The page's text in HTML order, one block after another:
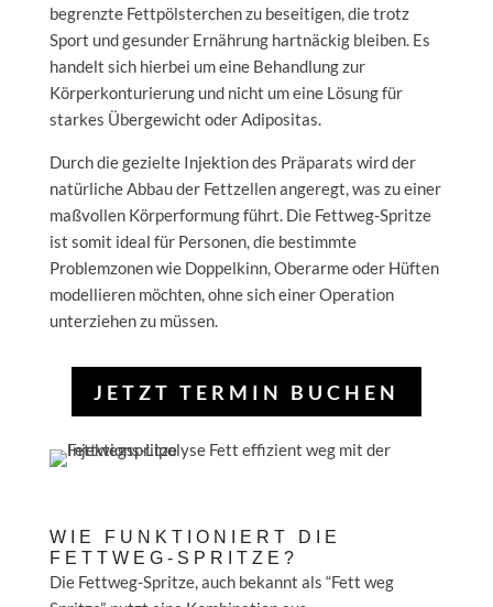
begrenzte Fettpölsterchen zu beseitigen, die trotz
Sport und gesunder Ernährung hartnäckig bleiben. Es
handelt sich hierbei um eine Behandlung zur
Körperkonturierung und nicht um eine Lösung für
starkes Übergewicht oder Adipositas.
Durch die gezielte Injektion des Präparats wird der
natürliche Abbau der Fettzellen angeregt, was zu einer
maßvollen Körperformung führt. Die Fettweg-Spritze
ist somit ideal für Personen, die bestimmte
Problemzonen wie Doppelkinn, Oberarme oder Hüften
modellieren möchten, ohne sich einer Operation
unterziehen zu müssen.
JETZT TERMIN BUCHEN
WIE FUNKTIONIERT DIE
FETTWEG-SPRITZE?
Die Fettweg-Spritze, auch bekannt als “Fett weg